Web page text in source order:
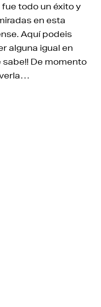
todo un éxito y
en esta
Aquí podeis
alguna igual en
De momento